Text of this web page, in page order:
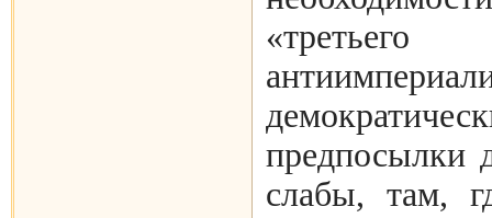
предпосылки
слабы, там,